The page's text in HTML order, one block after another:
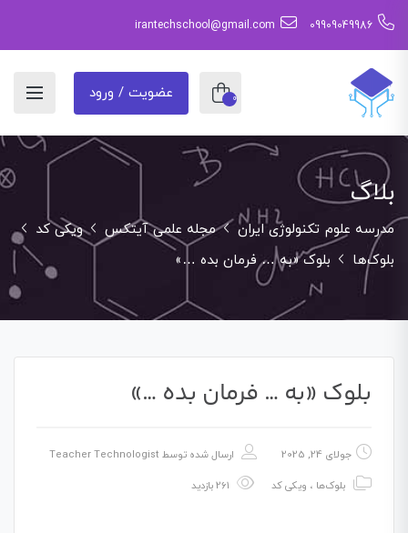
09909049986
irantechschool@gmail.com
0 عضویت / ورود
بلاگ
مدرسه علوم تکنولوژی ایران مجله علمی آیتکس
ویکی کد
بلوک‌ها
بلوک «به … فرمان بده …»
بلوک «به … فرمان بده …»
جولای 24, 2025 ارسال شده توسط Teacher Technologist
بلوک‌ها ، ویکی کد